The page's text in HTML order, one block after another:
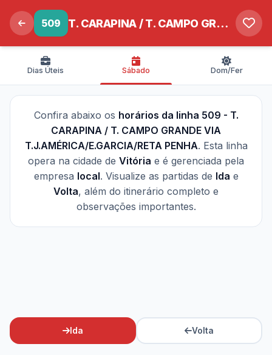
509 T. CARAPINA / T. CAMPO GRANDE VIA T.J.AMÉRICA/E.GARCIA/RETA PENHA
Dias Úteis Sábado Dom/Fer
Confira abaixo os horários da linha 509 - T.
CARAPINA / T. CAMPO GRANDE VIA
T.J.AMÉRICA/E.GARCIA/RETA PENHA. Esta linha
opera na cidade de Vitória e é gerenciada pela
empresa local. Visualize as partidas de Ida e
Volta, além do itinerário completo e
observações importantes.
Ida Volta